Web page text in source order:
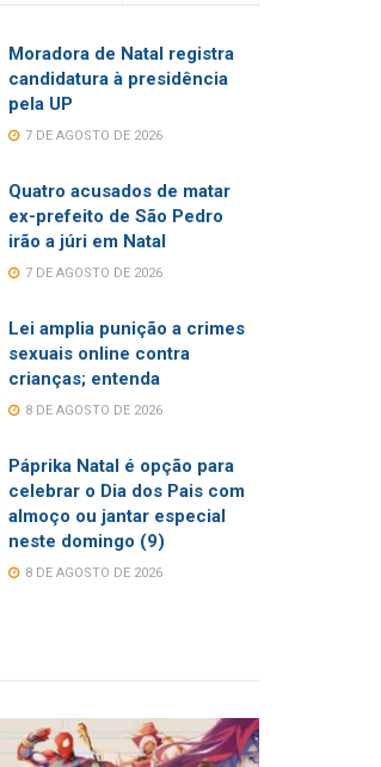
Moradora de Natal registra
candidatura à presidência
pela UP
7 DE AGOSTO DE 2026
Quatro acusados de matar
ex-prefeito de São Pedro
irão a júri em Natal
7 DE AGOSTO DE 2026
Lei amplia punição a crimes
sexuais online contra
crianças; entenda
8 DE AGOSTO DE 2026
Páprika Natal é opção para
celebrar o Dia dos Pais com
almoço ou jantar especial
neste domingo (9)
8 DE AGOSTO DE 2026